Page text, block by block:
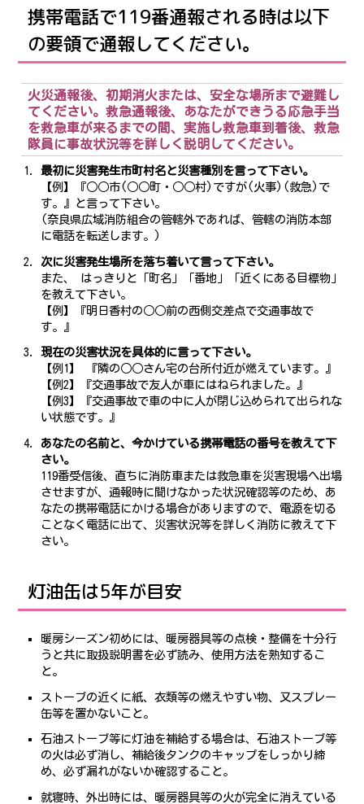
携帯電話で119番通報される時は以下
の要領で通報してください。
火災通報後、初期消火または、安全な場所まで避難し
てください。救急通報後、あなたができうる応急手当
を救急車が来るまでの間、実施し救急車到着後、救急
隊員に事故状況等を詳しく説明してください。
最初に災害発生市町村名と災害種別を言って下さい。
【例】『○○市(○○町・○○村)ですが(火事)(救急)で
す。』と言って下さい。
(奈良県広域消防組合の管轄外であれば、管轄の消防本部
に電話を転送します。)
次に災害発生場所を落ち着いて言って下さい。
また、 はっきりと「町名」「番地」「近くにある目標物」
を教えて下さい。
【例】『明日香村の○○前の西側交差点で交通事故で
す。』
現在の災害状況を具体的に言って下さい。
【例1】 『隣の○○さん宅の台所付近が燃えています。』
【例2】『交通事故で友人が車にはねられました。』
【例3】『交通事故で車の中に人が閉じ込められて出られな
い状態です。』
あなたの名前と、今かけている携帯電話の番号を教えて下
さい。
119番受信後、直ちに消防車または救急車を災害現場へ出場
させますが、通報時に聞けなかった状況確認等のため、あ
なたの携帯電話にかける場合がありますので、電源を切る
ことなく電話に出て、災害状況等を詳しく消防に教えて下
さい。
灯油缶は5年が目安
暖房シーズン初めには、暖房器具等の点検・整備を十分行
うと共に取扱説明書を必ず読み、使用方法を熟知するこ
と。
ストーブの近くに紙、衣類等の燃えやすい物、又スプレー
缶等を置かないこと。
石油ストーブ等に灯油を補給する場合は、石油ストーブ等
の火は必ず消し、補給後タンクのキャップをしっかり締
め、必ず漏れがないか確認すること。
就寝時、外出時には、暖房器具等の火が完全に消えている